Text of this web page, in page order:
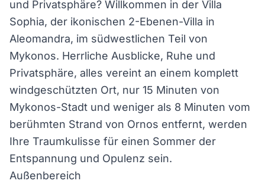
und Privatsphäre? Willkommen in der Villa
Sophia, der ikonischen 2-Ebenen-Villa in
Aleomandra, im südwestlichen Teil von
Mykonos. Herrliche Ausblicke, Ruhe und
Privatsphäre, alles vereint an einem komplett
windgeschützten Ort, nur 15 Minuten von
Mykonos-Stadt und weniger als 8 Minuten vom
berühmten Strand von Ornos entfernt, werden
Ihre Traumkulisse für einen Sommer der
Entspannung und Opulenz sein.
Außenbereich